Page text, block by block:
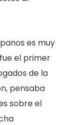
es muy
el primer
de la
pensaba
sobre el